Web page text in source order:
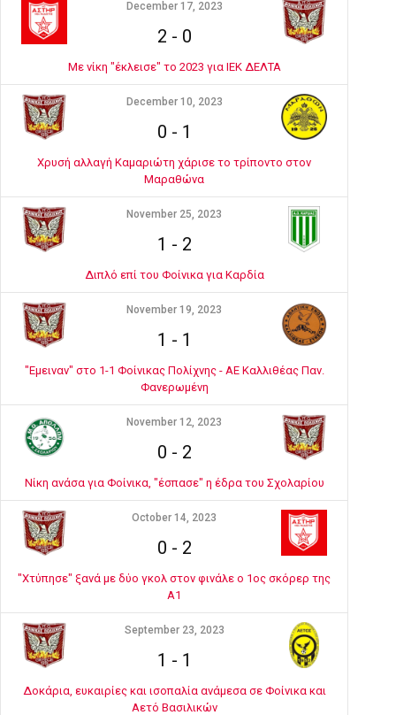
December 17, 2023
2 - 0
Με νίκη "έκλεισε" το 2023 για ΙΕΚ ΔΕΛΤΑ
December 10, 2023
0 - 1
Χρυσή αλλαγή Καμαριώτη χάρισε το τρίποντο στον
Μαραθώνα
November 25, 2023
1 - 2
Διπλό επί του Φοίνικα για Καρδία
November 19, 2023
1 - 1
"Εμειναν" στο 1-1 Φοίνικας Πολίχνης - ΑΕ Καλλιθέας Παν.
Φανερωμένη
November 12, 2023
0 - 2
Νίκη ανάσα για Φοίνικα, "έσπασε" η έδρα του Σχολαρίου
October 14, 2023
0 - 2
"Χτύπησε" ξανά με δύο γκολ στον φινάλε ο 1ος σκόρερ της
Α1
September 23, 2023
1 - 1
Δοκάρια, ευκαιρίες και ισοπαλία ανάμεσα σε Φοίνικα και
Αετό Βασιλικών